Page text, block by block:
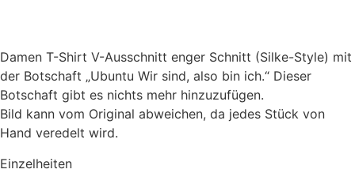
Ubuntu
Wir
sind,
also
bin
ich.
Menge
Damen T-Shirt V-Ausschnitt enger Schnitt (Silke-Style) mit
der Botschaft „Ubuntu Wir sind, also bin ich.“ Dieser
Botschaft gibt es nichts mehr hinzuzufügen.
Bild kann vom Original abweichen, da jedes Stück von
Hand veredelt wird.
Einzelheiten